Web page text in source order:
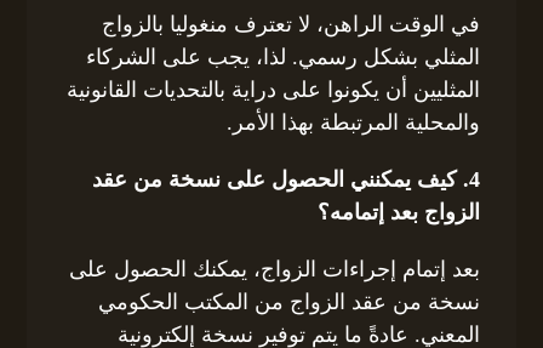
في الوقت الراهن، لا تعترف منغوليا بالزواج
المثلي بشكل رسمي. لذا، يجب على الشركاء
المثليين أن يكونوا على دراية بالتحديات القانونية
والمحلية المرتبطة بهذا الأمر.
4. كيف يمكنني الحصول على نسخة من عقد
الزواج بعد إتمامه؟
بعد إتمام إجراءات الزواج، يمكنك الحصول على
نسخة من عقد الزواج من المكتب الحكومي
المعني. عادةً ما يتم توفير نسخة إلكترونية